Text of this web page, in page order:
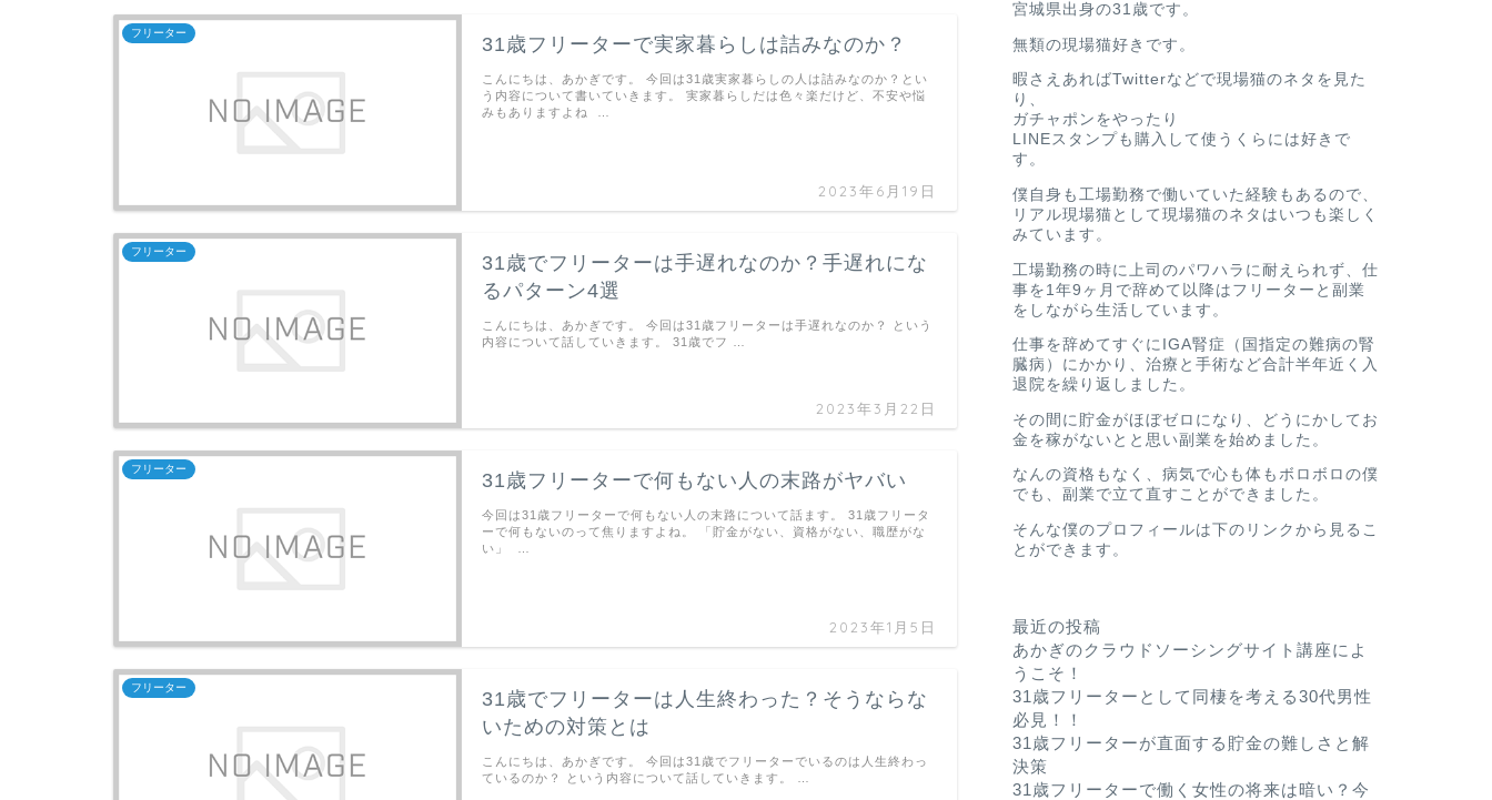
フリーター
31歳フリーターで実家暮らしは詰みなのか？
2023年6月19日
こんにちは、あかぎです。 今回は31歳実家暮らしの人は詰みなのか？とい
う内容について書いていきます。 実家暮らしだは色々楽だけど、不安や悩
みもありますよね …
フリーター
31歳でフリーターは手遅れなのか？手遅れにな
るパターン4選
2023年3月22日
こんにちは、あかぎです。 今回は31歳フリーターは手遅れなのか？ という
内容について話していきます。 31歳でフ …
フリーター
31歳フリーターで何もない人の末路がヤバい
2023年1月5日
今回は31歳フリーターで何もない人の末路について話ます。 31歳フリータ
ーで何もないのって焦りますよね。 「貯金がない、資格がない、職歴がな
い」 …
フリーター
31歳でフリーターは人生終わった？そうならな
いための対策とは
こんにちは、あかぎです。 今回は31歳でフリーターでいるのは人生終わっ
ているのか？ という内容について話していきます。 …
宮城県出身の31歳です。
無類の現場猫好きです。
暇さえあればTwitterなどで現場猫のネタを見た
り、
ガチャポンをやったり
LINEスタンプも購入して使うくらには好きで
す。
僕自身も工場勤務で働いていた経験もあるので、
リアル現場猫として現場猫のネタはいつも楽しく
みています。
工場勤務の時に上司のパワハラに耐えられず、仕
事を1年9ヶ月で辞めて以降はフリーターと副業
をしながら生活しています。
仕事を辞めてすぐにIGA腎症（国指定の難病の腎
臓病）にかかり、治療と手術など合計半年近く入
退院を繰り返しました。
その間に貯金がほぼゼロになり、どうにかしてお
金を稼がないとと思い副業を始めました。
なんの資格もなく、病気で心も体もボロボロの僕
でも、副業で立て直すことができました。
そんな僕のプロフィールは下のリンクから見るこ
とができます。
最近の投稿
あかぎのクラウドソーシングサイト講座によ
うこそ！
31歳フリーターとして同棲を考える30代男性
必見！！
31歳フリーターが直面する貯金の難しさと解
決策
31歳フリーターで働く女性の将来は暗い？今